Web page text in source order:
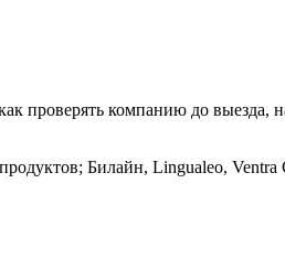
проверять компанию до выезда,
Билайн, Lingualeo, Ventra